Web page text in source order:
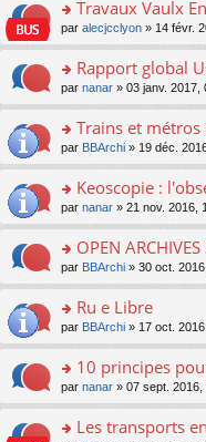
nt
ré
c
e
nt
le
pl
u
ré
c
e
nt
n
n
le
pl
u
ré
c
e
nt
a
g
e
n
n
le
pl
u
ré
c
e
nt
m
e
a
g
e
n
n
le
pl
u
ré
c
e
nt
ult
er
le
m
e
a
g
e
n
n
le
pl
u
ré
c
e
nt
o
n
ult
er
le
m
e
a
g
e
n
n
le
pl
u
ré
c
e
nt
Travaux Vaulx
par alecjcclyon » 14 févr.
o
n
ult
er
le
m
e
a
g
e
n
n
le
pl
u
ré
Rapport global
par nanar » 03 janv. 2017,
o
n
ult
er
le
m
e
a
g
e
n
n
le
Trains et
par BBArchi » 19 déc.
o
n
ult
er
le
m
e
a
g
e
n
Keoscopie :
par nanar » 21 nov. 2016,
o
n
ult
er
le
m
e
a
OPEN ARCHIVES
par BBArchi » 30 oct.
o
n
ult
er
le
m
Ru e Libre
par BBArchi » 17 oct.
o
n
ult
10 principes
par nanar » 07 sept. 2016,
Les transports